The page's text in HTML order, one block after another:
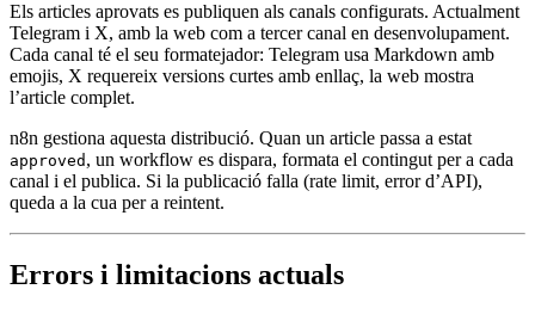
Els articles aprovats es publiquen als canals configurats. Actualment
Telegram i X, amb la web com a tercer canal en desenvolupament.
Cada canal té el seu formatejador: Telegram usa Markdown amb
emojis, X requereix versions curtes amb enllaç, la web mostra
l’article complet.
n8n gestiona aquesta distribució. Quan un article passa a estat
approved , un workflow es dispara, formata el contingut per a cada
canal i el publica. Si la publicació falla (rate limit, error d’API),
queda a la cua per a reintent.
Errors i limitacions actuals